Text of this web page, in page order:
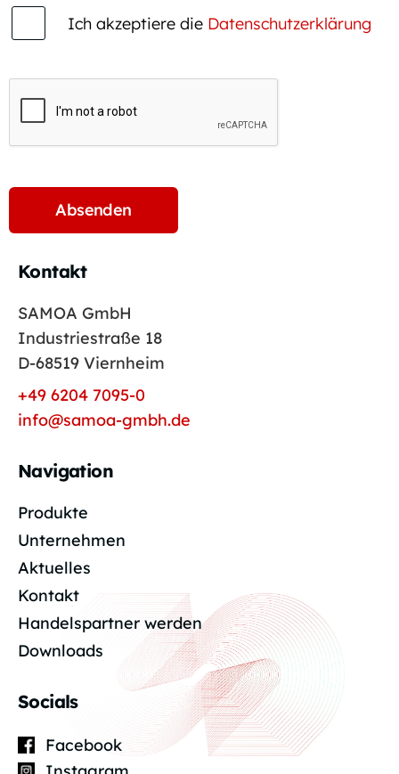
Ich akzeptiere die Datenschutzerklärung
Kontakt
SAMOA GmbH
Industriestraße 18
D-68519 Viernheim
+49 6204 7095-0
info@samoa-gmbh.de
Navigation
Produkte
Unternehmen
Aktuelles
Kontakt
Handelspartner werden
Downloads
Socials
Facebook